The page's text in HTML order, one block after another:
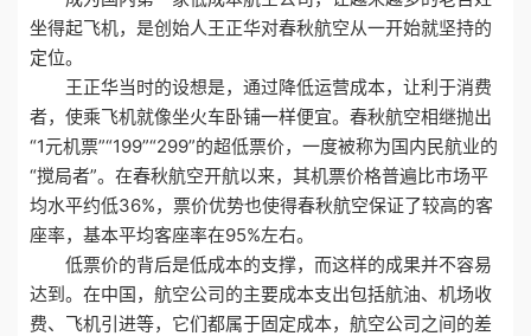
坐得起飞机，是创始人王正华对春秋航空从一开始就坚持的
定位。
王正华当时的设想是，通过降低运营成本，让利于消费
者，使乘飞机就像坐火车卧铺一样便宜。春秋航空相继抛出
“1元机票”“199”“299”的超低票价，一度被称为国内民航业的
“搅局者”。在春秋航空开航以来，其机票价格普遍比市场平
均水平约低36%，票价优势也使得春秋航空保证了较高的客
座率，基本平均客座率在95%左右。
低票价的背后是低成本的支撑，而这样的成果并不容易
达到。在中国，航空公司的主要成本支出包括航油、机场收
费、飞机引进等，它们都属于固定成本，航空公司之间的差